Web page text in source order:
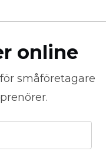
online
småföretagare